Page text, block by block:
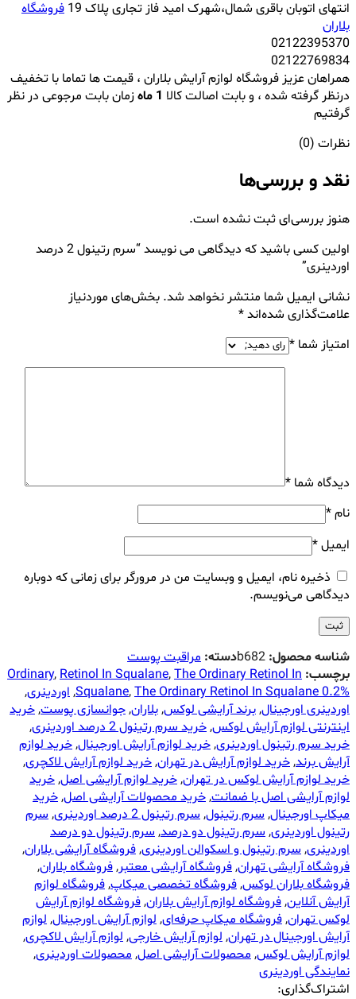
انتهای اتوبان باقری شمال،شهرک امید فاز تجاری پلاک 19
فروشگاه
بلاران
02122395370
02122769834
همراهان عزیز فروشگاه لوازم آرایش بلاران ، قیمت ها تماما با تخفیف
درنظر گرفته شده ، و بابت اصالت کالا 1 ماه
زمان بابت مرجوعی در نظر
گرفتیم
نظرات (0)
نقد و بررسی‌ها
هنوز بررسی‌ای ثبت نشده است.
اولین کسی باشید که دیدگاهی می نویسد “سرم رتینول 2 درصد
اوردینری”
نشانی ایمیل شما منتشر نخواهد شد. بخش‌های موردنیاز
علامت‌گذاری شده‌اند*
امتیاز شما *
دیدگاه شما *
نام*
ایمیل*
ذخیره نام، ایمیل و وبسایت من در مرورگر برای زمانی که دوباره
دیدگاهی می‌نویسم.
شناسه محصول: b682دسته: مراقبت پوست
برچسب:
Ordinary,Retinol In Squalane,The Ordinary Retinol In
Squalane,The Ordinary Retinol In Squalane 0.2%
,اوردینری,
اوردینری اورجینال,برند آرایشی لوکس,بلاران,جوانسازی پوست,خرید
اینترنتی لوازم آرایش لوکس,خرید سرم رتینول 2 درصد اوردینری
,
خرید سرم رتینول اوردینری,خرید لوازم آرایش اورجینال,خرید لوازم
آرایش برند,خرید لوازم آرایش در تهران,خرید لوازم آرایش لاکچری,
خرید لوازم آرایش لوکس در تهران,خرید لوازم آرایشی اصل,خرید
لوازم آرایشی اصل با ضمانت,خرید محصولات آرایشی اصل,خرید
میکاپ اورجینال,سرم رتینول,سرم رتینول 2 درصد اوردینری ,سرم
رتینول اوردینری,سرم رتینول دو درصد,سرم رتینول دو درصد
اوردینری,سرم رتینول و اسکوالن اوردینری,فروشگاه آرایشی بلاران,
فروشگاه آرایشی تهران,فروشگاه آرایشی معتبر,فروشگاه بلاران,
فروشگاه بلاران لوکس,فروشگاه تخصصی میکاپ,فروشگاه لوازم
آرایش آنلاین,فروشگاه لوازم آرایش بلاران,فروشگاه لوازم آرایش
لوکس تهران,فروشگاه میکاپ حرفه‌ای,لوازم آرایش اورجینال,لوازم
آرایش اورجینال در تهران,لوازم آرایش خارجی,لوازم آرایش لاکچری,
لوازم آرایش لوکس,محصولات آرایشی اصل,محصولات اوردینری,
نمایندگی اوردینری
اشتراک‌گذاری: